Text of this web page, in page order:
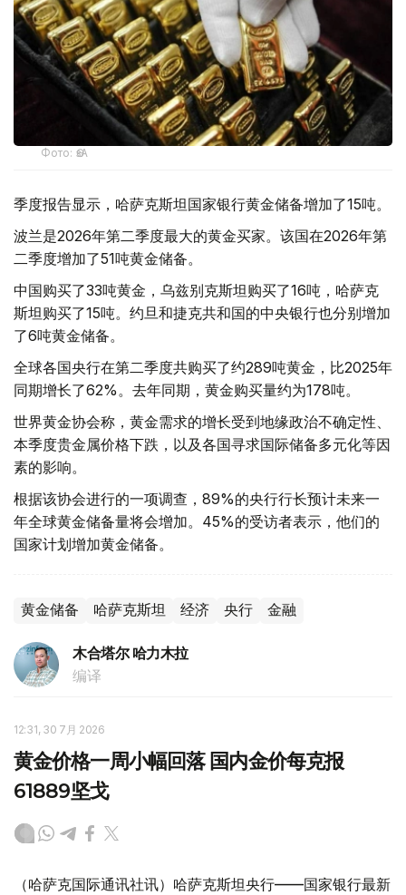
Фото: ӨзА
季度报告显示，哈萨克斯坦国家银行黄金储备增加了15吨。
波兰是2026年第二季度最大的黄金买家。该国在2026年第
二季度增加了51吨黄金储备。
中国购买了33吨黄金，乌兹别克斯坦购买了16吨，哈萨克
斯坦购买了15吨。约旦和捷克共和国的中央银行也分别增加
了6吨黄金储备。
全球各国央行在第二季度共购买了约289吨黄金，比2025年
同期增长了62%。去年同期，黄金购买量约为178吨。
世界黄金协会称，黄金需求的增长受到地缘政治不确定性、
本季度贵金属价格下跌，以及各国寻求国际储备多元化等因
素的影响。
根据该协会进行的一项调查，89%的央行行长预计未来一
年全球黄金储备量将会增加。45%的受访者表示，他们的
国家计划增加黄金储备。
黄金储备 哈萨克斯坦 经济 央行 金融
木合塔尔 哈力木拉
编译
12:31, 30 7月 2026
黄金价格一周小幅回落 国内金价每克报
61889坚戈
（哈萨克国际通讯社讯）哈萨克斯坦央行——国家银行最新